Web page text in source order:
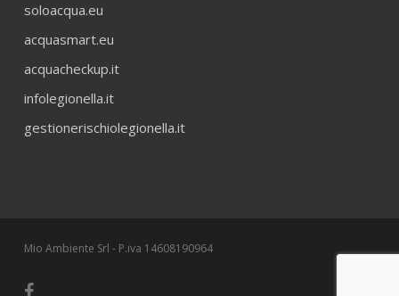
soloacqua.eu
acquasmart.eu
acquacheckup.it
infolegionella.it
gestionerischiolegionella.it
Mio Ambiente Srl - P.iva 14608190964
facebook